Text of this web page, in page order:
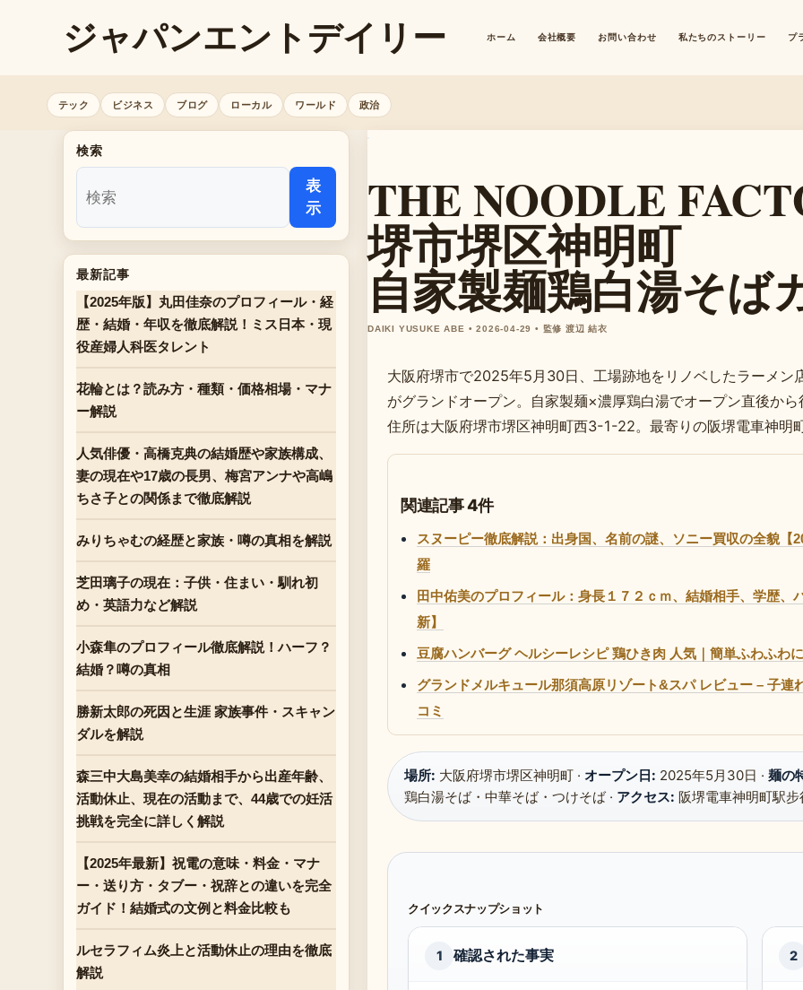
ジャパンエントデイリー ホーム 会社概要 お問い合わせ 私たちのストーリー プ
テック ビジネス ブログ ローカル ワールド 政治
THE NOODLE
堺市堺区神明町
自家製麺鶏白湯そば
DAIKI YUSUKE ABE • 2026-04-29 • 監修 渡辺 結衣
大阪府堺市で2025年5月30日、工場跡地をリノベしたラーメン
がグランドオープン。自家製麺×濃厚鶏白湯でオープン直後から
住所は大阪府堺市堺区神明町西3-1-22。最寄りの阪堺電車神明
関連記事 4件
スヌーピー徹底解説：出身国、名前の謎、ソニー買収の全貌【
羅
田中佑美のプロフィール：身長１７２ｃｍ、結婚相手、学歴
新】
豆腐ハンバーグ ヘルシーレシピ 鶏ひき肉 人気｜簡単ふわふわ
グランドメルキュール那須高原リゾート&スパ レビュー – 子
コミ
場所: 大阪府堺市堺区神明町 · オープン日: 2025年5月30日 · 麺の
鶏白湯そば・中華そば・つけそば · アクセス: 阪堺電車神明町駅
クイックスナップショット
1 確認された事実 2
検索
表
示
最新記事
【2025年版】丸田佳奈のプロフィール・経
歴・結婚・年収を徹底解説！ミス日本・現
役産婦人科医タレント
花輪とは？読み方・種類・価格相場・マナ
ー解説
人気俳優・高橋克典の結婚歴や家族構成、
妻の現在や17歳の長男、梅宮アンナや高嶋
ちさ子との関係まで徹底解説
みりちゃむの経歴と家族・噂の真相を解説
芝田璃子の現在：子供・住まい・馴れ初
め・英語力など解説
小森隼のプロフィール徹底解説！ハーフ？
結婚？噂の真相
勝新太郎の死因と生涯 家族事件・スキャン
ダルを解説
森三中大島美幸の結婚相手から出産年齢、
活動休止、現在の活動まで、44歳での妊活
挑戦を完全に詳しく解説
【2025年最新】祝電の意味・料金・マナ
ー・送り方・タブー・祝辞との違いを完全
ガイド！結婚式の文例と料金比較も
ルセラフィム炎上と活動休止の理由を徹底
解説